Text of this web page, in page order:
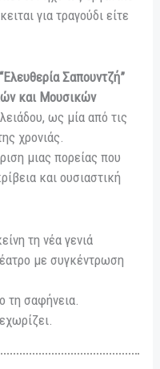
για τραγούδι είτε
Σαπουντζή”
και Μουσικών
ως μία από τις
χρονιάς.
μιας πορείας που
και ουσιαστική
τη νέα γενιά
με συγκέντρωση
τη σαφήνεια.